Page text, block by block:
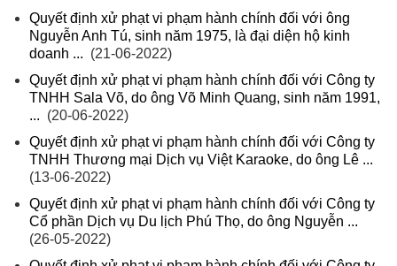
Quyết định xử phạt vi phạm hành chính đối với ông
Nguyễn Anh Tú, sinh năm 1975, là đại diện hộ kinh
doanh ... (21-06-2022)
Quyết định xử phạt vi phạm hành chính đối với Công ty
TNHH Sala Võ, do ông Võ Minh Quang, sinh năm 1991,
... (20-06-2022)
Quyết định xử phạt vi phạm hành chính đối với Công ty
TNHH Thương mại Dịch vụ Việt Karaoke, do ông Lê ...
(13-06-2022)
Quyết định xử phạt vi phạm hành chính đối với Công ty
Cổ phần Dịch vụ Du lịch Phú Thọ, do ông Nguyễn ...
(26-05-2022)